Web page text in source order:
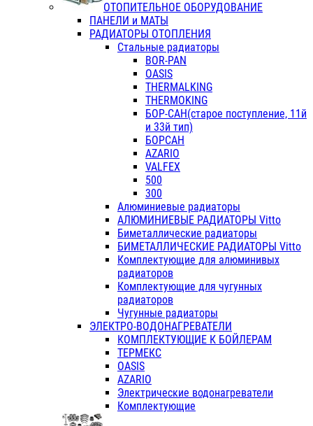
ОТОПИТЕЛЬНОЕ ОБОРУДОВАНИЕ
ПАНЕЛИ и МАТЫ
РАДИАТОРЫ ОТОПЛЕНИЯ
Стальные радиаторы
BOR-PAN
OASIS
THERMALKING
THERMOKING
БОР-САН(старое поступление, 11й
и 33й тип)
БОРСАН
AZARIO
VALFEX
500
300
Алюминиевые радиаторы
АЛЮМИНИЕВЫЕ РАДИАТОРЫ Vitto
Биметаллические радиаторы
БИМЕТАЛЛИЧЕСКИЕ РАДИАТОРЫ Vitto
Комплектующие для алюминивых
радиаторов
Комплектующие для чугунных
радиаторов
Чугунные радиаторы
ЭЛЕКТРО-ВОДОНАГРЕВАТЕЛИ
КОМПЛЕКТУЮЩИЕ К БОЙЛЕРАМ
ТЕРМЕКС
OASIS
AZARIO
Электрические водонагреватели
Комплектующие